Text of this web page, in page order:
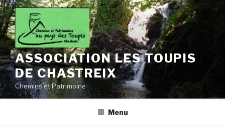
Aller
au
contenu
principal
ASSOCIATION LES TOUPIS
DE CHASTREIX
Chemins et Patrimoine
Menu